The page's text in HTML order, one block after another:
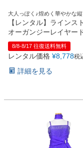
大人っぽく♪煌めく華やかな縦
レス
【レンタル】ラインス
オーガンジーレイヤー
子供ドレス(HC734)ティ
ーブルー
8/8-8/17 往復送料無料
レンタル価格 ¥8,778税
詳細を見る